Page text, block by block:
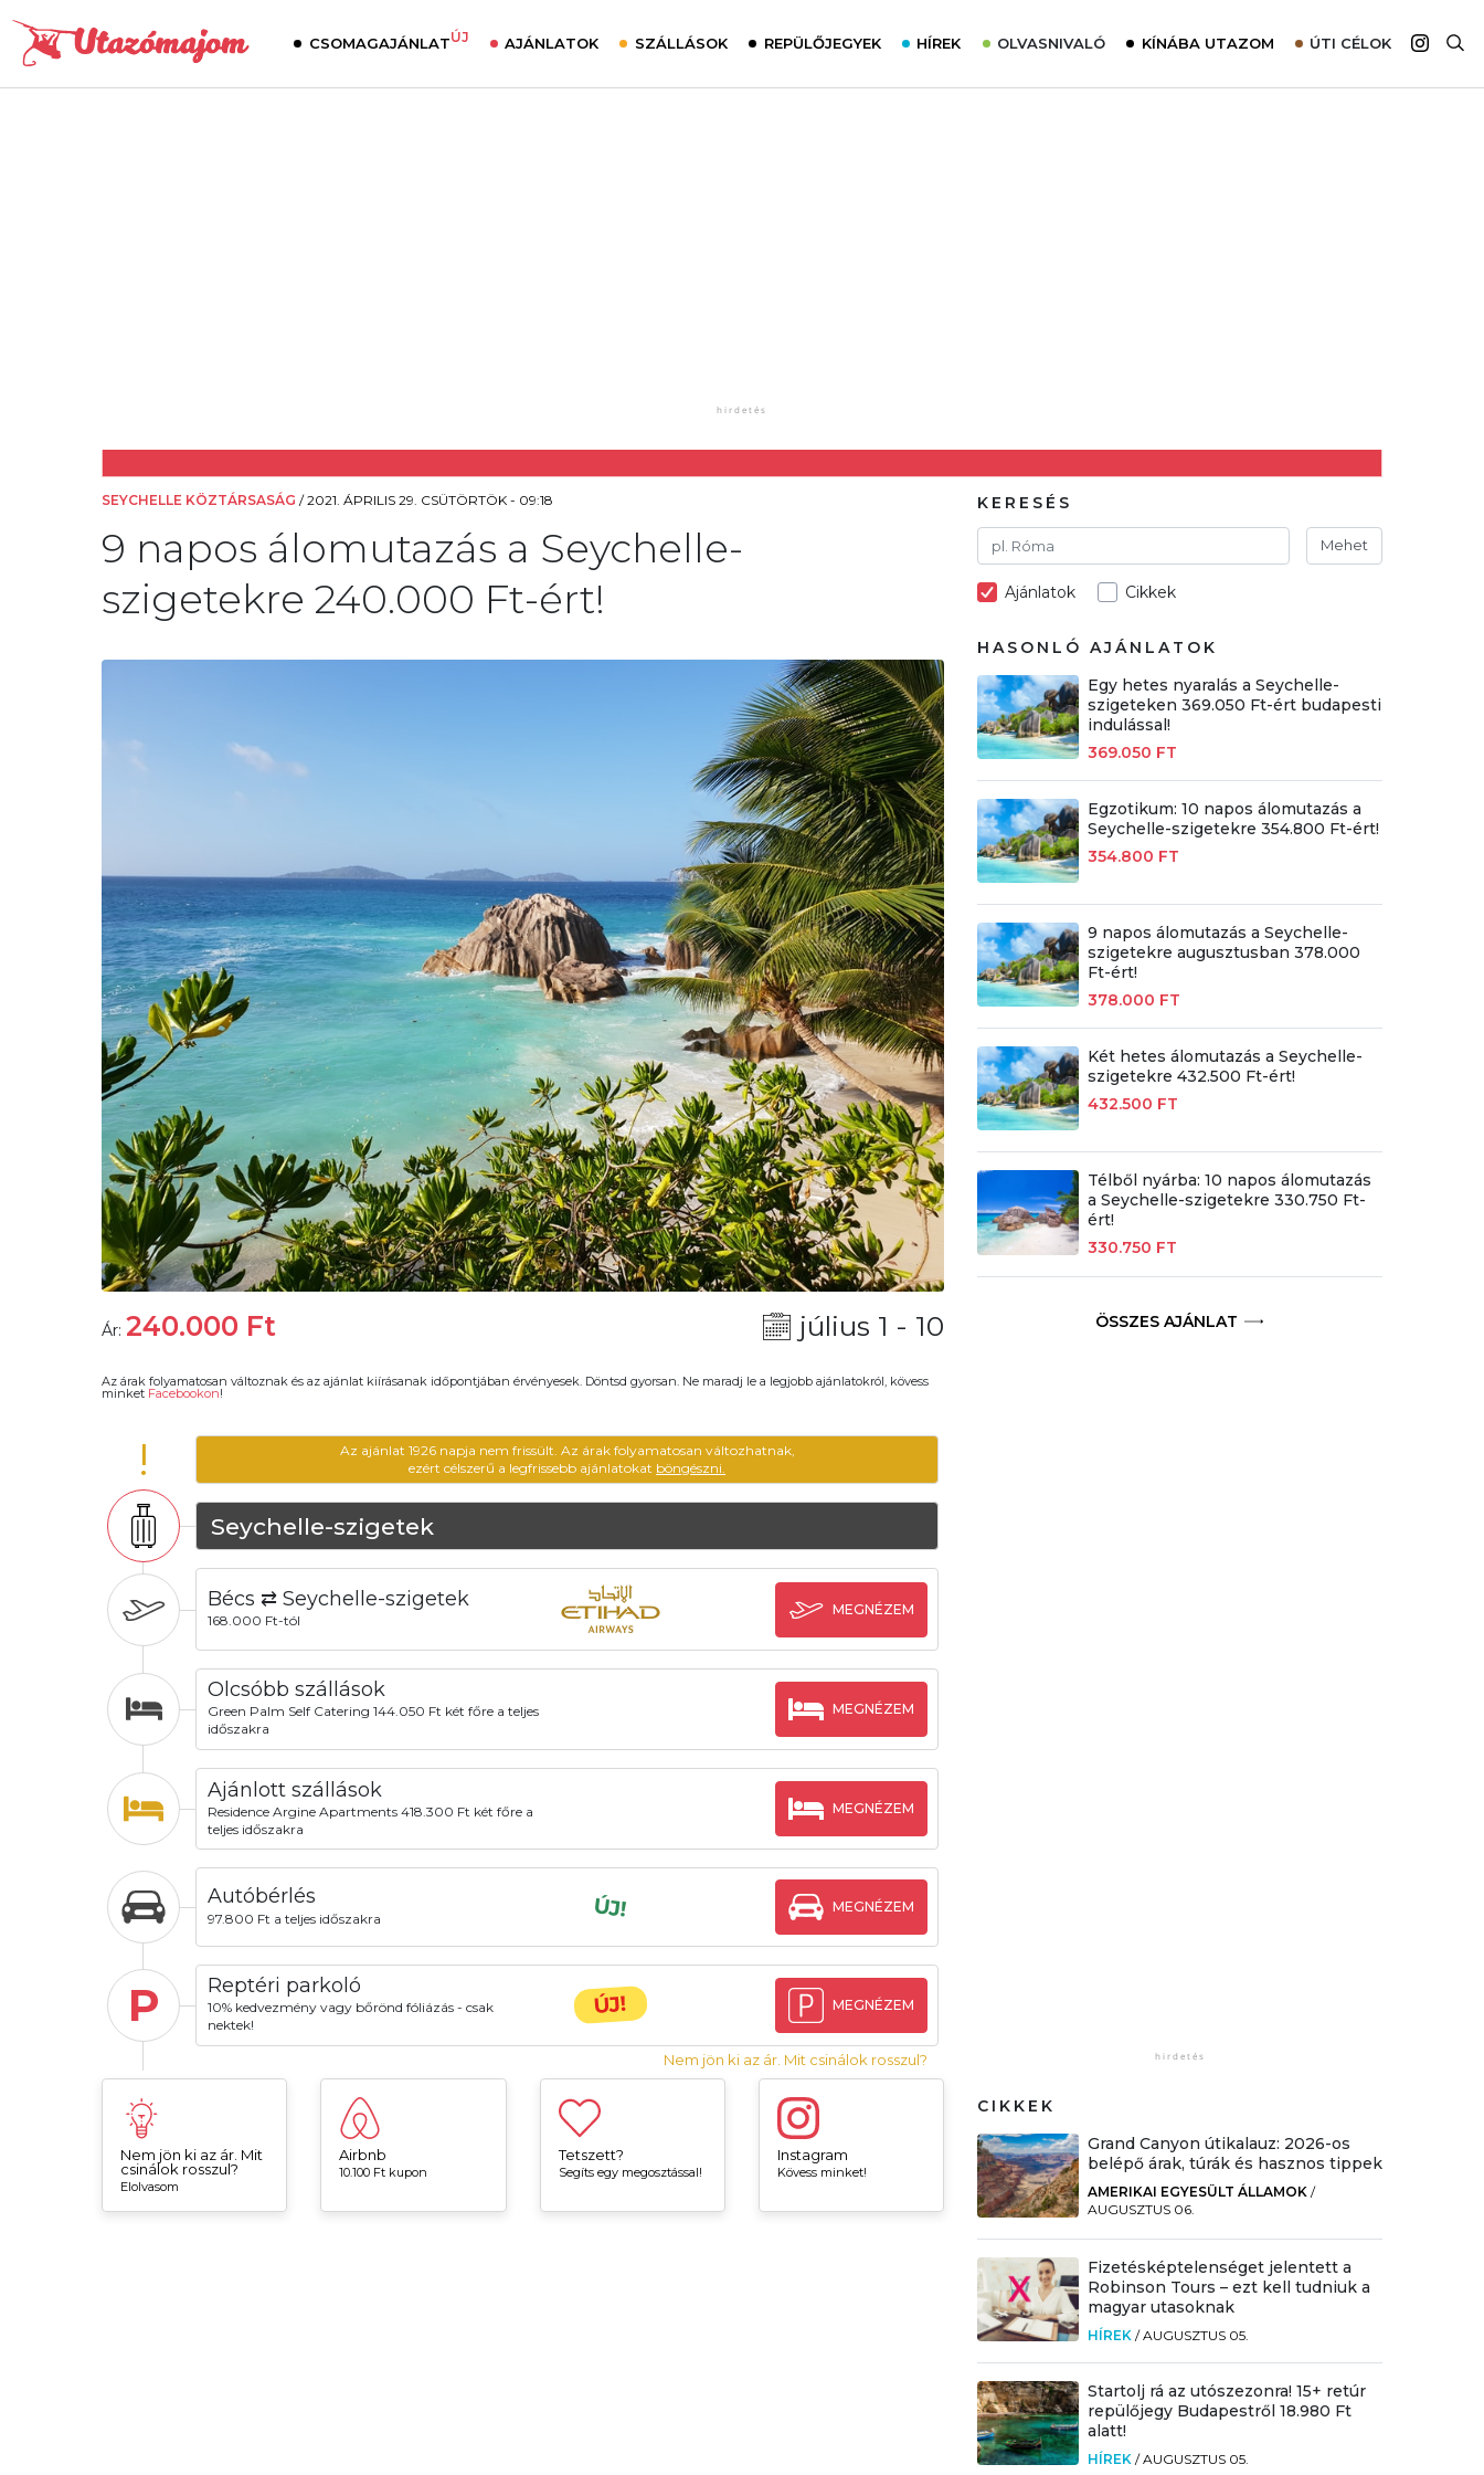
CSOMAGAJÁNLATÚJ AJÁNLATOK SZÁLLÁSOK REPÜLŐJEGYEK HÍREK OLVASNIVALÓ KÍNÁBA UTAZOM ÚTI CÉLOK
SEYCHELLE KÖZTÁRSASÁG /2021. ÁPRILIS 29. CSÜTÖRTÖK - 09:18
9 napos álomutazás a Seychelle-
szigetekre 240.000 Ft-ért!
Ár: 240.000 Ft július 1 - 10
Az árak folyamatosan változnak és az ajánlat kiírásanak időpontjában érvényesek. Döntsd gyorsan. Ne maradj le a legjobb ajánlatokról, kövess
minket Facebookon!
!
Az ajánlat 1926 napja nem frissült. Az árak folyamatosan változhatnak,
ezért célszerű a legfrissebb ajánlatokat böngészni.
Seychelle-szigetek
Bécs ⇄ Seychelle-szigetek
168.000 Ft-tól
MEGNÉZEM
Olcsóbb szállások
Green Palm Self Catering 144.050 Ft két főre a teljes
időszakra
MEGNÉZEM
Ajánlott szállások
Residence Argine Apartments 418.300 Ft két főre a
teljes időszakra
MEGNÉZEM
Autóbérlés
97.800 Ft a teljes időszakra ÚJ! MEGNÉZEM
P Reptéri parkoló
10% kedvezmény vagy bőrönd fóliázás - csak
nektek!
ÚJ! MEGNÉZEM
Nem jön ki az ár. Mit csinálok rosszul?
Nem jön ki az ár. Mit
csinálok rosszul?
Elolvasom
Airbnb
10.100 Ft kupon
Tetszett?
Segíts egy megosztással!
Instagram
Kövess minket!
KERESÉS
Mehet
Ajánlatok Cikkek
HASONLÓ AJÁNLATOK
Egy hetes nyaralás a Seychelle-
szigeteken 369.050 Ft-ért budapesti
indulással!
369.050 FT
Egzotikum: 10 napos álomutazás a
Seychelle-szigetekre 354.800 Ft-ért!
354.800 FT
9 napos álomutazás a Seychelle-
szigetekre augusztusban 378.000
Ft-ért!
378.000 FT
Két hetes álomutazás a Seychelle-
szigetekre 432.500 Ft-ért!
432.500 FT
Télből nyárba: 10 napos álomutazás
a Seychelle-szigetekre 330.750 Ft-
ért!
330.750 FT
ÖSSZES AJÁNLAT
CIKKEK
Grand Canyon útikalauz: 2026-os
belépő árak, túrák és hasznos tippek
AMERIKAI EGYESÜLT ÁLLAMOK /
AUGUSZTUS 06.
Fizetésképtelenséget jelentett a
Robinson Tours – ezt kell tudniuk a
magyar utasoknak
HÍREK /AUGUSZTUS 05.
Startolj rá az utószezonra! 15+ retúr
repülőjegy Budapestről 18.980 Ft
alatt!
HÍREK /AUGUSZTUS 05.